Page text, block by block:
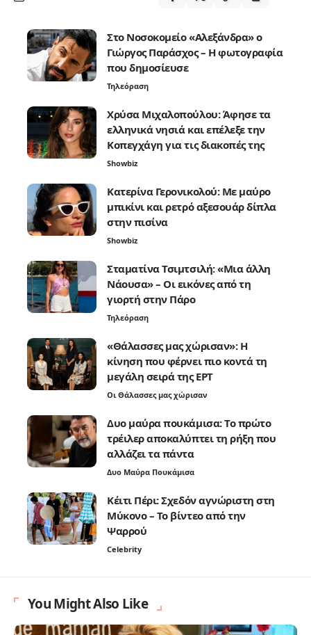
Στο Νοσοκομείο «Αλεξάνδρα» ο
Γιώργος Παράσχος – Η φωτογραφία
που δημοσίευσε
Τηλεόραση
Χρύσα Μιχαλοπούλου: Άφησε τα
ελληνικά νησιά και επέλεξε την
Κοπεγχάγη για τις διακοπές της
Showbiz
Κατερίνα Γερονικολού: Με μαύρο
μπικίνι και ρετρό αξεσουάρ δίπλα
στην πισίνα
Showbiz
Σταματίνα Τσιμτσιλή: «Μια άλλη
Νάουσα» – Οι εικόνες από τη
γιορτή στην Πάρο
Τηλεόραση
«Θάλασσες μας χώρισαν»: Η
κίνηση που φέρνει πιο κοντά τη
μεγάλη σειρά της ΕΡΤ
Οι Θάλασσες μας χώρισαν
Δυο μαύρα πουκάμισα: Το πρώτο
τρέιλερ αποκαλύπτει τη ρήξη που
αλλάζει τα πάντα
Δυο Μαύρα Πουκάμισα
Κέιτι Πέρι: Σχεδόν αγνώριστη στη
Μύκονο – Το βίντεο από την
Ψαρρού
Celebrity
You Might Also Like